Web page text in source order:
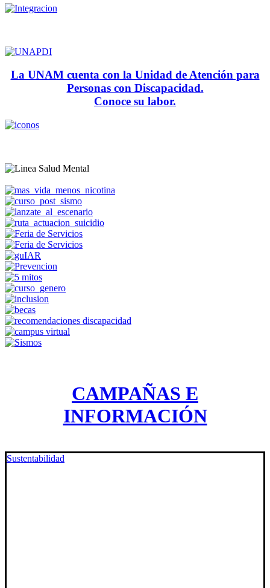
La UNAM cuenta con la Unidad de Atención para
Personas con Discapacidad.
Conoce su labor.
CAMPAÑAS E
INFORMACIÓN
Sustentabilidad